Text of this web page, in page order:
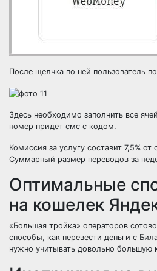
После щелчка по ней пользователь
Здесь необходимо заполнить все
номер придет смс с кодом.
Комиссия за услугу составит 7,5%
Суммарный размер переводов за
Оптимальные
на кошелек
«Большая тройка» операторов
способы, как перевести деньги с
нужно учитывать довольно большую